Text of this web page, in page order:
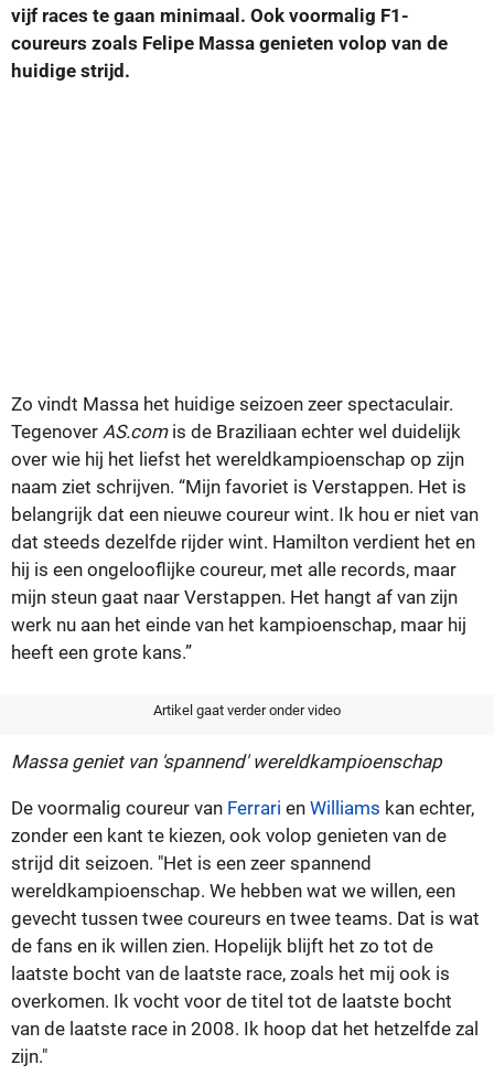
vijf races te gaan minimaal. Ook voormalig F1-
coureurs zoals Felipe Massa genieten volop van de
huidige strijd.
Zo vindt Massa het huidige seizoen zeer spectaculair.
Tegenover AS.comis de Braziliaan echter wel duidelijk
over wie hij het liefst het wereldkampioenschap op zijn
naam ziet schrijven. “Mijn favoriet is Verstappen. Het is
belangrijk dat een nieuwe coureur wint. Ik hou er niet van
dat steeds dezelfde rijder wint. Hamilton verdient het en
hij is een ongelooflijke coureur, met alle records, maar
mijn steun gaat naar Verstappen. Het hangt af van zijn
werk nu aan het einde van het kampioenschap, maar hij
heeft een grote kans.”
Artikel gaat verder onder video
Massa geniet van 'spannend' wereldkampioenschap
De voormalig coureur van Ferrari en Williams kan echter,
zonder een kant te kiezen, ook volop genieten van de
strijd dit seizoen. "Het is een zeer spannend
wereldkampioenschap. We hebben wat we willen, een
gevecht tussen twee coureurs en twee teams. Dat is wat
de fans en ik willen zien. Hopelijk blijft het zo tot de
laatste bocht van de laatste race, zoals het mij ook is
overkomen. Ik vocht voor de titel tot de laatste bocht
van de laatste race in 2008. Ik hoop dat het hetzelfde zal
zijn."